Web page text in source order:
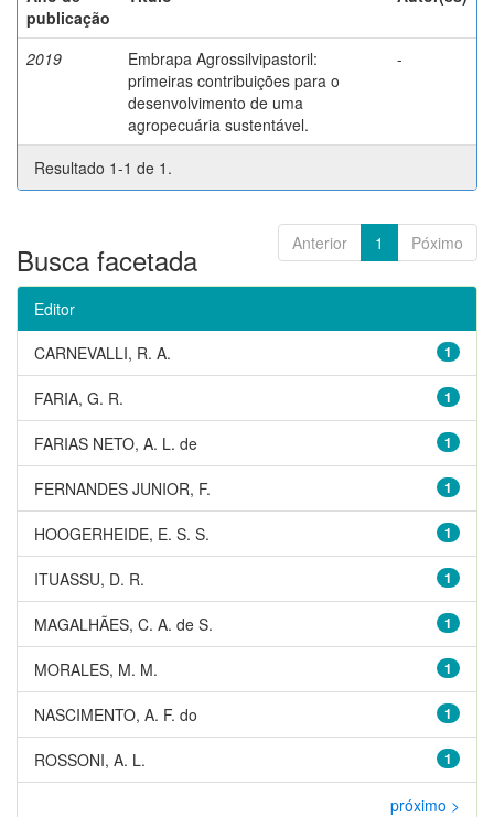
publicação
2019
Embrapa Agrossilvipastoril:
primeiras contribuições para o
desenvolvimento de uma
agropecuária sustentável.
-
Resultado 1-1 de 1.
Anterior 1 Póximo
Busca facetada
Editor
1
CARNEVALLI, R. A.
1
FARIA, G. R.
1
FARIAS NETO, A. L. de
1
FERNANDES JUNIOR, F.
1
HOOGERHEIDE, E. S. S.
1
ITUASSU, D. R.
1
MAGALHÃES, C. A. de S.
1
MORALES, M. M.
1
NASCIMENTO, A. F. do
1
ROSSONI, A. L.
próximo >